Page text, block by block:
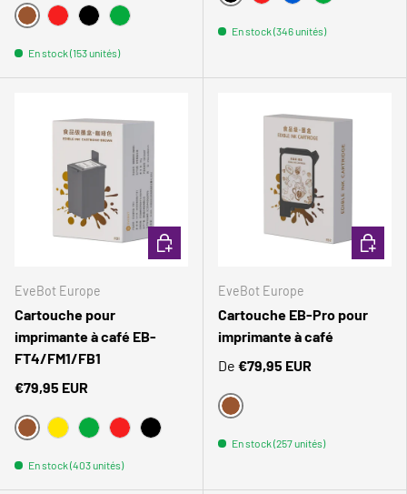
BRAUNPOURRIR
NOIR VERT
En stock (153 unités)
NOIRPOURRIRBLEUVERT
En stock (346 unités)
EveBot Europe
Cartouche pour
imprimante à café EB-
FT4/FM1/FB1
€79,95 EUR
BRAUNJAUNEVERTPOURRIR
NOIR
En stock (403 unités)
CHOISIR LES OPTIONS
EveBot Europe
Cartouche EB-Pro pour
imprimante à café
De €79,95 EUR
BRAUN
En stock (257 unités)